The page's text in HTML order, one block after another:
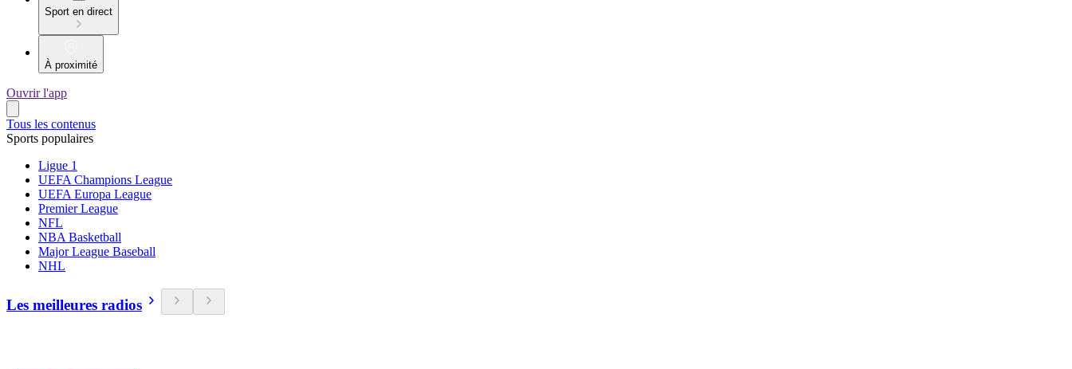
Sport en direct
À proximité
Ouvrir l'app
Tous les contenus
Sports populaires
Ligue 1
UEFA Champions League
UEFA Europa League
Premier League
NFL
NBA Basketball
Major League Baseball
NHL
Les meilleures radios